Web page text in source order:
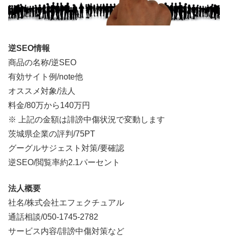
逆SEO情報
商品の名称/逆SEO
有効サイト例/note他
オススメ対象/法人
料金/80万から140万円
※ 上記の金額は誹謗中傷状況で変動します
茨城県企業の評判/75PT
グーグルサジェスト対策/要確認
逆SEO/閲覧率約2.1パーセント
法人概要
社名/株式会社エフェクチュアル
通話相談/050-1745-2782
サービス内容/誹謗中傷対策など